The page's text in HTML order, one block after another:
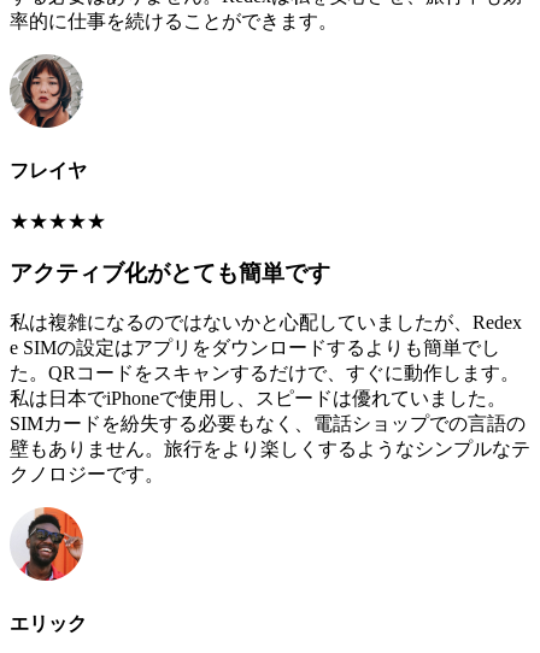
率的に仕事を続けることができます。
フレイヤ
★★★★★
アクティブ化がとても簡単です
私は複雑になるのではないかと心配していましたが、Redex
e SIMの設定はアプリをダウンロードするよりも簡単でし
た。QRコードをスキャンするだけで、すぐに動作します。
私は日本でiPhoneで使用し、スピードは優れていました。
SIMカードを紛失する必要もなく、電話ショップでの言語の
壁もありません。旅行をより楽しくするようなシンプルなテ
クノロジーです。
エリック